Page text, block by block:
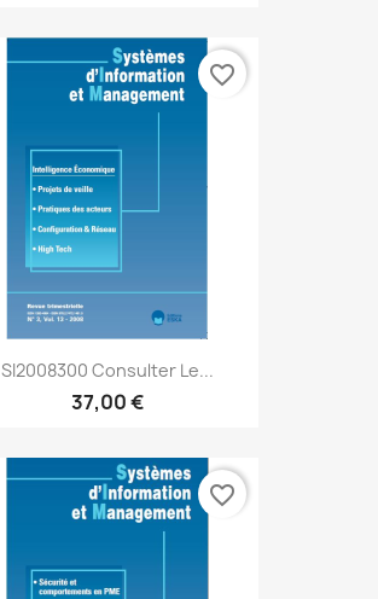
SI2008300 Consulter Le...
37,00 €
favorite_border
favorite_border